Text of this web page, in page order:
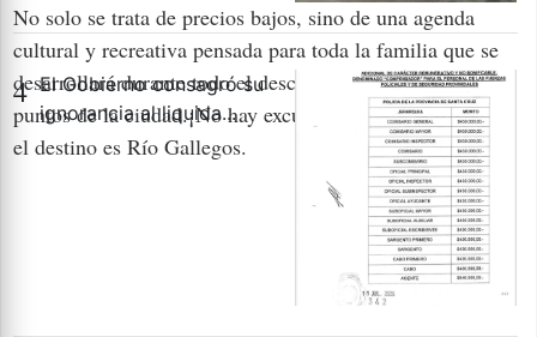
No solo se trata de precios bajos, sino de una agenda
cultural y recreativa pensada para toda la familia que se
desarrollará durante todo el descanso largo en distintos
puntos de la ciudad.¡No hay excusas! Este fin de semana,
el destino es Río Gallegos.
4 El Gobierno consagró su
ignorancia al liquida...